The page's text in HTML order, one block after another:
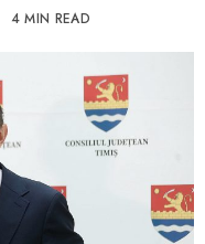
4 MIN READ